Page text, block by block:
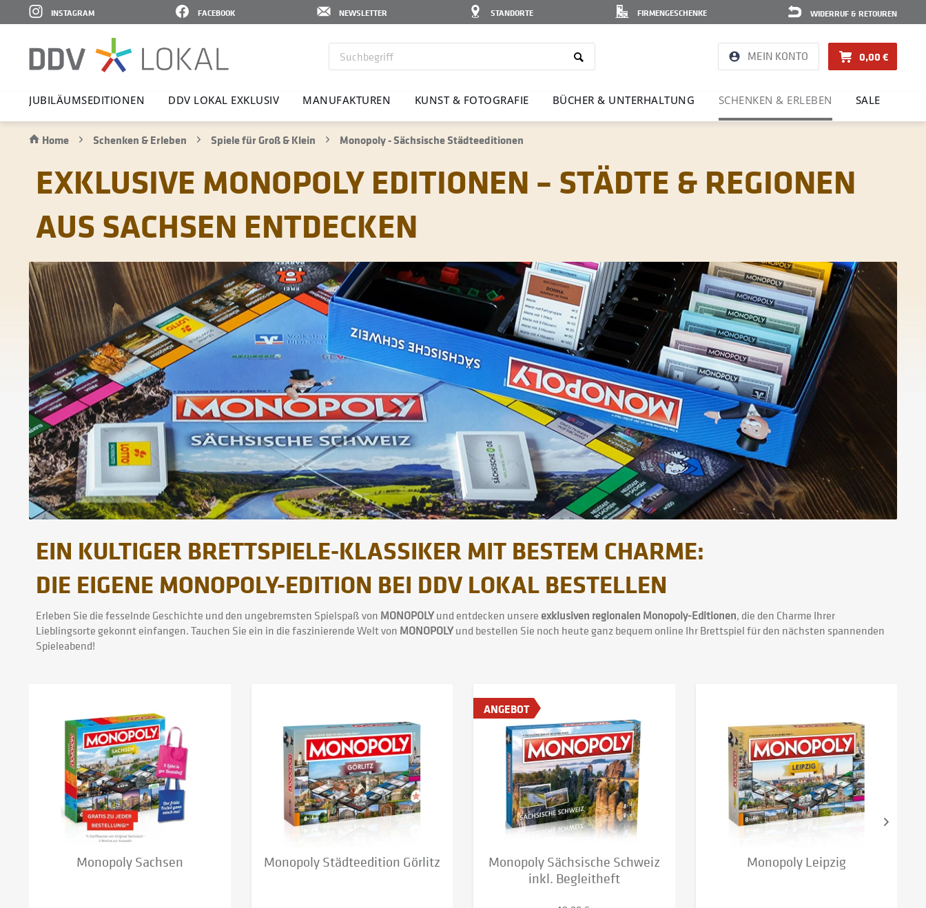
WIDERRUF & RETOUREN
FIRMENGESCHENKE
STANDORTE
NEWSLETTER
FACEBOOK
INSTAGRAM
MEIN KONTO 0,00 €
JUBI­LÄ­UMS­E­DI­TIONEN DDV LOKAL EXKLUSIV MANU­FAK­TUREN KUNST & FOTO­GRAFIE BÜCHER & UNTER­HAL­TUNG SCHENKEN & ERLEBEN SALE
Home Schenken & Erleben Spiele für Groß & Klein Monopoly - Sächsische Städteeditionen
EXKLUSIVE MONOPOLY EDITIONEN – STÄDTE & REGIONEN
AUS SACHSEN ENTDECKEN
EIN KULTIGER BRETTSPIELE-KLASSIKER MIT BESTEM CHARME:
DIE EIGENE MONOPOLY-EDITION BEI DDV LOKAL BESTELLEN
Erleben Sie die fesselnde Geschichte und den ungebremsten Spielspaß von MONOPOLYund entdecken unsere exklusiven regionalen Monopoly-Editionen, die den Charme Ihrer
Lieblingsorte gekonnt einfangen. Tauchen Sie ein in die faszinierende Welt von MONOPOLYund bestellen Sie noch heute ganz bequem online Ihr Brettspiel für den nächsten spannenden
Spieleabend!
Monopoly Sachsen Monopoly Städteedition Görlitz
ANGEBOT
Monopoly Sächsische Schweiz
inkl. Begleitheft
Monopoly Leipzig